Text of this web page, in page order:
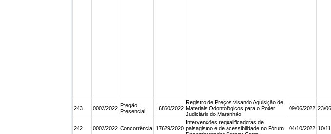
243 0002/2022 Pregão
Presencial
6860/2022
Registro de Preços visando Aquisição de
Materiais Odontológicos para o Poder
Judiciário do Maranhão.
09/06/2022 23/
242 0002/2022 Concorrência 17629/2020
Intervenções requalificadoras de
paisagismo e de acessibilidade no Fórum
04/10/2022 10/